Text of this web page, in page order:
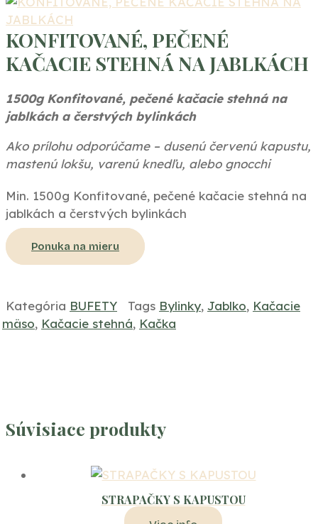
KONFITOVANÉ, PEČENÉ
KAČACIE STEHNÁ NA JABLKÁCH
1500g Konfitované, pečené kačacie stehná na
jablkách a čerstvých bylinkách
Ako prílohu odporúčame – dusenú červenú kapustu,
mastenú lokšu, varenú knedľu, alebo gnocchi
Min. 1500g Konfitované, pečené kačacie stehná na
jablkách a čerstvých bylinkách
Ponuka na mieru
Kategória BUFETY Tags Bylinky, Jablko, Kačacie
mäso, Kačacie stehná, Kačka
Súvisiace produkty
STRAPAČKY S KAPUSTOU